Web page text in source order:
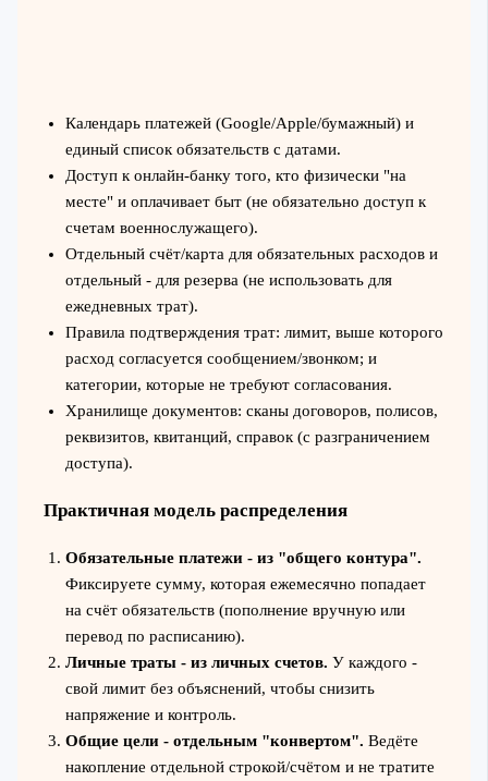
Календарь платежей (Google/Apple/бумажный) и
единый список обязательств с датами.
Доступ к онлайн-банку того, кто физически "на
месте" и оплачивает быт (не обязательно доступ к
счетам военнослужащего).
Отдельный счёт/карта для обязательных расходов и
отдельный - для резерва (не использовать для
ежедневных трат).
Правила подтверждения трат: лимит, выше которого
расход согласуется сообщением/звонком; и
категории, которые не требуют согласования.
Хранилище документов: сканы договоров, полисов,
реквизитов, квитанций, справок (с разграничением
доступа).
Практичная модель распределения
Обязательные платежи - из "общего контура".
Фиксируете сумму, которая ежемесячно попадает
на счёт обязательств (пополнение вручную или
перевод по расписанию).
Личные траты - из личных счетов. У каждого -
свой лимит без объяснений, чтобы снизить
напряжение и контроль.
Общие цели - отдельным "конвертом". Ведёте
накопление отдельной строкой/счётом и не тратите